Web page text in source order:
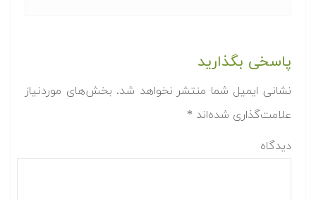
پاسخی بگذارید
نشانی ایمیل شما منتشر نخواهد شد. بخش‌های موردنیاز
علامت‌گذاری شده‌اند *
دیدگاه